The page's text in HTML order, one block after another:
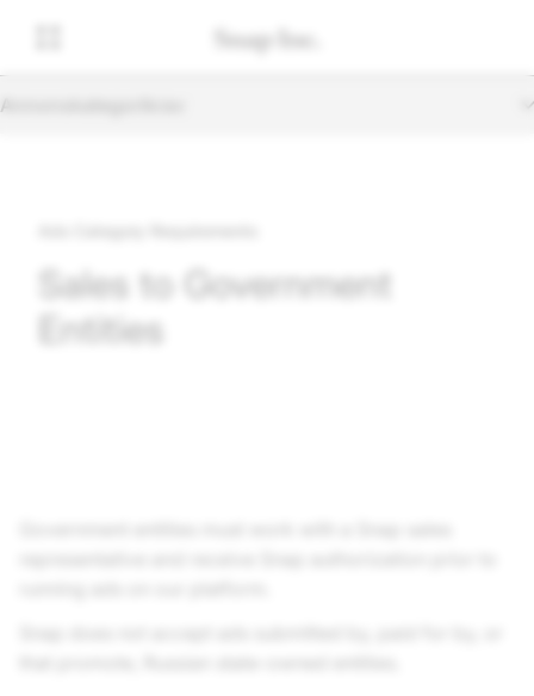
Annonskategorikrav
Sales to Government
Entities